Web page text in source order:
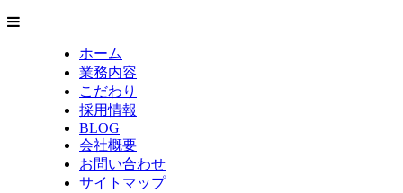
ホーム
業務内容
こだわり
採用情報
BLOG
会社概要
お問い合わせ
サイトマップ